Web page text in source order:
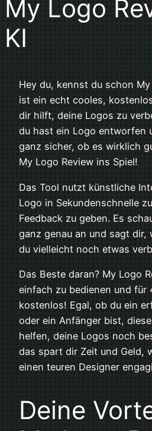
My Logo
KI
Hey du, kennst du schon My
ist ein echt cooles,
dir hilft, deine Logos zu
du hast ein Logo entworfen
ganz sicher, ob es wirklich
My Logo Review ins Spiel!
Das Tool nutzt künstliche
Logo in Sekundenschnelle
Feedback zu geben. Es
ganz genau an und sagt dir,
du vielleicht noch etwas
Das Beste daran? My Logo
einfach zu bedienen und für
kostenlos! Egal, ob du ein
oder ein Anfänger bist,
helfen, deine Logos noch
das spart dir Zeit und Geld,
einen teuren Designer
Deine